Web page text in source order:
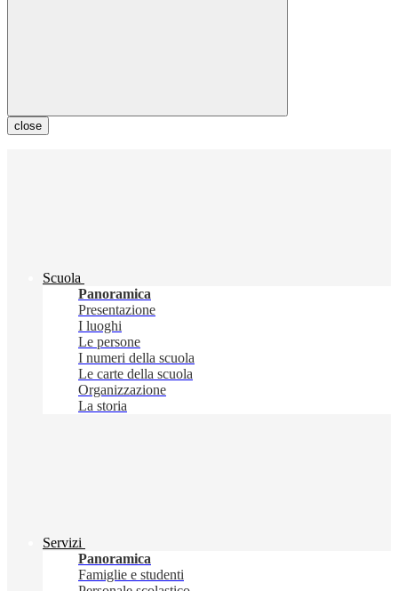
close
Scuola
Panoramica
Presentazione
I luoghi
Le persone
I numeri della scuola
Le carte della scuola
Organizzazione
La storia
Servizi
Panoramica
Famiglie e studenti